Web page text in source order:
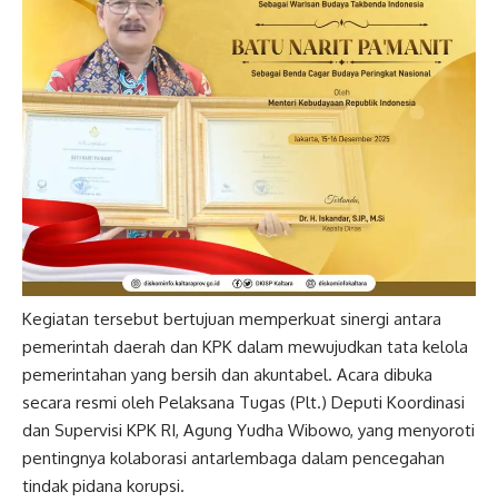
Kegiatan tersebut bertujuan memperkuat sinergi antara
pemerintah daerah dan KPK dalam mewujudkan tata kelola
pemerintahan yang bersih dan akuntabel. Acara dibuka
secara resmi oleh Pelaksana Tugas (Plt.) Deputi Koordinasi
dan Supervisi KPK RI, Agung Yudha Wibowo, yang menyoroti
pentingnya kolaborasi antarlembaga dalam pencegahan
tindak pidana korupsi.